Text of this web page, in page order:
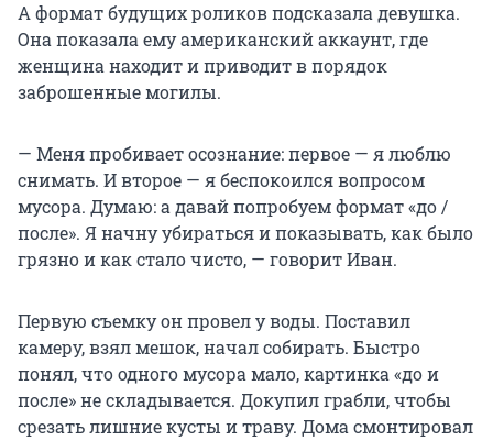
А формат будущих роликов подсказала девушка.
Она показала ему американский аккаунт, где
женщина находит и приводит в порядок
заброшенные могилы.
— Меня пробивает осознание: первое — я люблю
снимать. И второе — я беспокоился вопросом
мусора. Думаю: а давай попробуем формат «до /
после». Я начну убираться и показывать, как было
грязно и как стало чисто, — говорит Иван.
Первую съемку он провел у воды. Поставил
камеру, взял мешок, начал собирать. Быстро
понял, что одного мусора мало, картинка «до и
после» не складывается. Докупил грабли, чтобы
срезать лишние кусты и траву. Дома смонтировал